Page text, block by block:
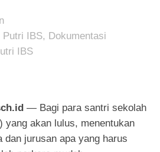
Putri IBS, Dokumentasi
IBS
— Bagi para santri sekolah
yang akan lulus, menentukan
dan jurusan apa yang harus